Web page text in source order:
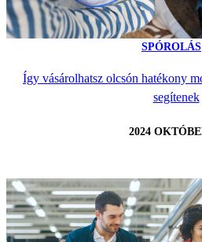
SPÓROLÁS
Így vásárolhatsz olcsón hatékony
segítenek
2024